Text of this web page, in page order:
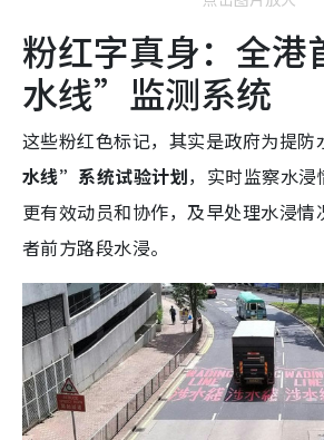
粉红字真身：全
水线”监测系统
这些粉红色标记，其实是政府为提防
水线”系统试验计划，实时监察水
更有效动员和协作，及早处理水浸情
者前方路段水浸。